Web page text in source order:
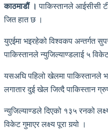
काठमाडौं । पाकिस्तानले आईसीसी
जित हात छ ।
युएईमा भइरहेको विश्वकप अन्तर्गत
पाकिस्तानले न्युजिल्याण्डलाई ५
यसअघि पहिलो खेलमा पाकिस्तानले
लगातार दुई खेल जित्दै पाकिस्तान
न्युजिल्याण्डले दिएको १३५ रनको
विकेट गुमाएर लक्ष्य पूरा गर्‍यो ।